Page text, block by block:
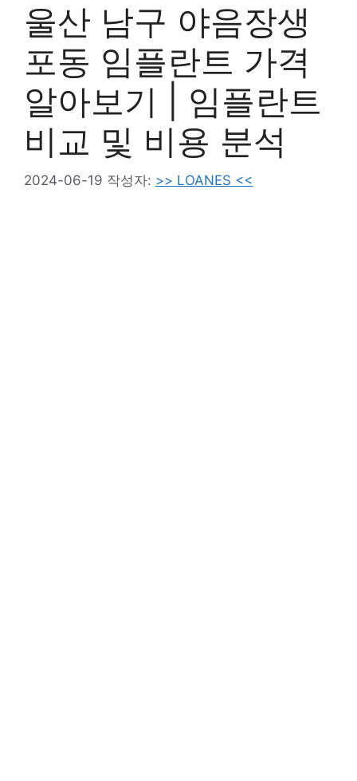
울산 남구 야음장생
포동 임플란트 가격
알아보기 | 임플란트
비교 및 비용 분석
2024-06-19 작성자: >> LOANES <<